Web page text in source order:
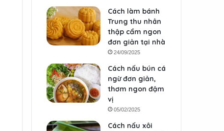
Cách làm bánh
Trung thu nhân
thập cẩm ngon
đơn giản tại nhà
24/09/2025
Cách nấu bún cá
ngừ đơn giản,
thơm ngon đậm
vị
05/02/2025
Cách nấu xôi